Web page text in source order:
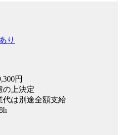
り
円
上決定
は別途全額支給